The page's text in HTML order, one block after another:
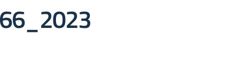
66_2023